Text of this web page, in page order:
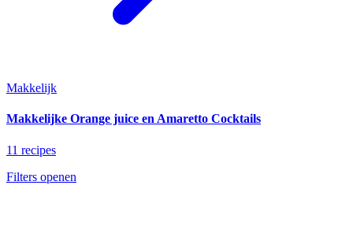
Makkelijk
Makkelijke Orange juice en Amaretto Cocktails
11 recipes
Filters openen